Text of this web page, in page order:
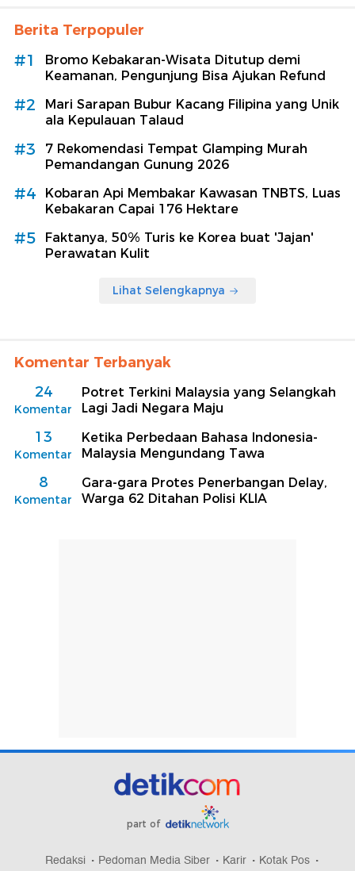
Berita Terpopuler
#1
Bromo Kebakaran-Wisata Ditutup demi
Keamanan, Pengunjung Bisa Ajukan Refund
#2
Mari Sarapan Bubur Kacang Filipina yang Unik
ala Kepulauan Talaud
#3
7 Rekomendasi Tempat Glamping Murah
Pemandangan Gunung 2026
#4
Kobaran Api Membakar Kawasan TNBTS, Luas
Kebakaran Capai 176 Hektare
#5
Faktanya, 50% Turis ke Korea buat 'Jajan'
Perawatan Kulit
Lihat Selengkapnya
Komentar Terbanyak
24
Komentar
Potret Terkini Malaysia yang Selangkah
Lagi Jadi Negara Maju
13
Komentar
Ketika Perbedaan Bahasa Indonesia-
Malaysia Mengundang Tawa
8
Komentar
Gara-gara Protes Penerbangan Delay,
Warga 62 Ditahan Polisi KLIA
part of
Redaksi Pedoman Media Siber Karir
Kotak Pos